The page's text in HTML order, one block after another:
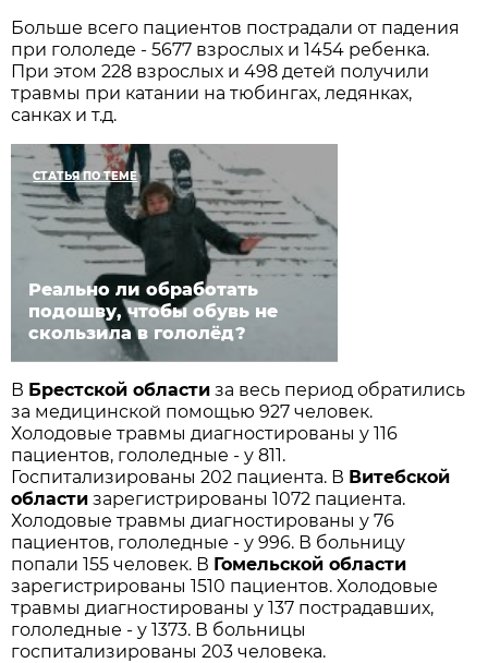
Больше всего пациентов пострадали от падения
при гололеде - 5677 взрослых и 1454 ребенка.
При этом 228 взрослых и 498 детей получили
травмы при катании на тюбингах, ледянках,
санках и т.д.
СТАТЬЯ ПО ТЕМЕ
Реально ли обработать
подошву, чтобы обувь не
скользила в гололёд?
В Брестской области за весь период обратились
за медицинской помощью 927 человек.
Холодовые травмы диагностированы у 116
пациентов, гололедные - у 811.
Госпитализированы 202 пациента. В Витебской
области зарегистрированы 1072 пациента.
Холодовые травмы диагностированы у 76
пациентов, гололедные - у 996. В больницу
попали 155 человек. В Гомельской области
зарегистрированы 1510 пациентов. Холодовые
травмы диагностированы у 137 пострадавших,
гололедные - у 1373. В больницы
госпитализированы 203 человека.